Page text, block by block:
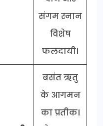
संगम स्नान
विशेष
फलदायी।
बसंत ऋतु
के आगमन
का प्रतीक।